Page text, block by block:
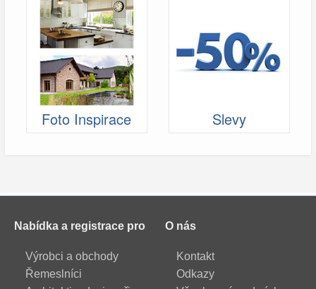
Foto Inspirace Slevy
Nabídka a registrace pro
Výrobci a obchody
Řemeslníci
O nás
Kontakt
Odkazy